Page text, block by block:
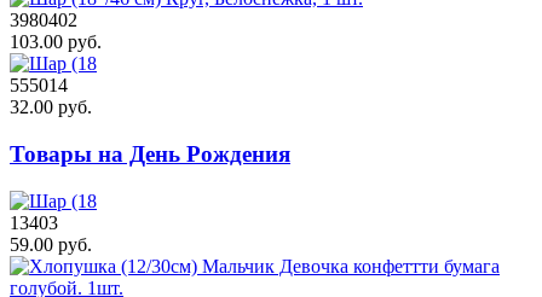
3980402
103.00 руб.
555014
32.00 руб.
Товары на День Рождения
13403
59.00 руб.